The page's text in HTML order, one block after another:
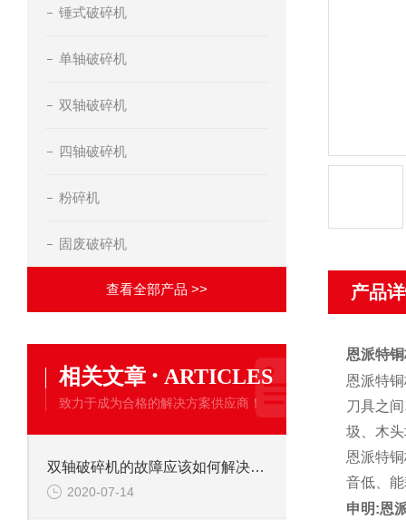
锤式破碎机
单轴破碎机
双轴破碎机
四轴破碎机
粉碎机
固废破碎机
查看全部产品 >>
相关文章 · ARTICLES
致力于成为合格的解决方案供应商！
双轴破碎机的故障应该如何解决呢？
2020-07-14
产品
恩派特
恩派特
刀具之
圾、木
恩派特
音低、
申明:恩